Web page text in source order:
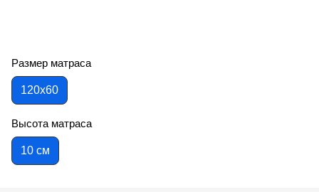
Размер матраса
120х60
Высота матраса
10 см